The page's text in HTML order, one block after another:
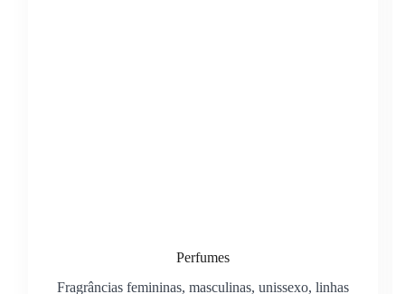
Perfumes
Fragrâncias femininas, masculinas, unissexo, linhas